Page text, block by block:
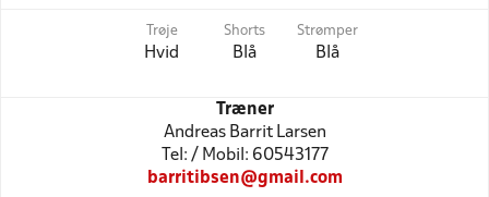
Trøje
Hvid
Shorts
Blå
Strømper
Blå
Træner
Andreas Barrit Larsen
Tel: / Mobil: 60543177
barritibsen@gmail.com